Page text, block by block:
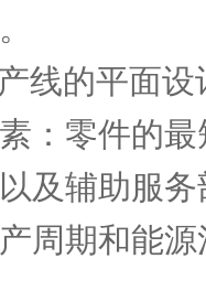
线的平面
：零件的
及辅助服
周期和能